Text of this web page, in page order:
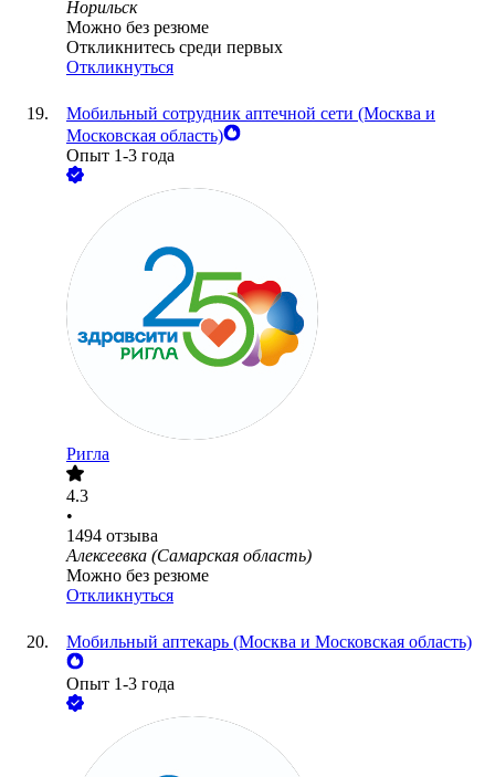
Норильск
Можно без резюме
Откликнитесь среди первых
Откликнуться
Мобильный сотрудник аптечной сети (Москва и
Московская область)
Опыт 1-3 года
Ригла
4.3
•
1494 отзыва
Алексеевка (Самарская область)
Можно без резюме
Откликнуться
Мобильный аптекарь (Москва и Московская область)
Опыт 1-3 года